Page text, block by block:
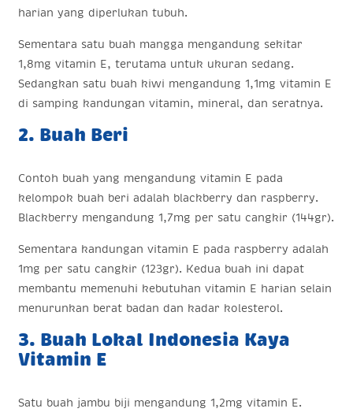
harian yang diperlukan tubuh.
Sementara satu buah mangga mengandung sekitar
1,8mg vitamin E, terutama untuk ukuran sedang.
Sedangkan satu buah kiwi mengandung 1,1mg vitamin E
di samping kandungan vitamin, mineral, dan seratnya.
2. Buah Beri
Contoh buah yang mengandung vitamin E pada
kelompok buah beri adalah blackberry dan raspberry.
Blackberry mengandung 1,7mg per satu cangkir (144gr).
Sementara kandungan vitamin E pada raspberry adalah
1mg per satu cangkir (123gr). Kedua buah ini dapat
membantu memenuhi kebutuhan vitamin E harian selain
menurunkan berat badan dan kadar kolesterol.
3. Buah Lokal Indonesia Kaya
Vitamin E
Satu buah jambu biji mengandung 1,2mg vitamin E.